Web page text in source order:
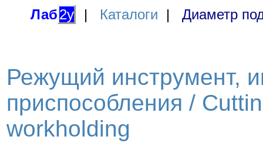
Лаб2у | Каталоги | Диаметр
Режущий инструмент,
приспособления /
workholding